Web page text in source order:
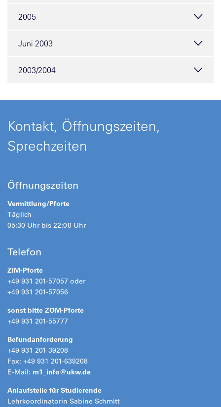
2005
Juni 2003
2003/2004
Kontakt, Öffnungszeiten,
Sprechzeiten
Öffnungszeiten
Vermittlung/Pforte
Täglich
05:30 Uhr bis 22:00 Uhr
Telefon
ZIM-Pforte
+49 931 201-57057 oder
+49 931 201-57056
sonst bitte ZOM-Pforte
+49 931 201-55777
Befundanforderung
+49 931 201-39208
Fax: +49 931 201-639208
E-Mail: m1_info@ukw.de
Anlaufstelle für Studierende
Lehrkoordinatorin Sabine Schmitt